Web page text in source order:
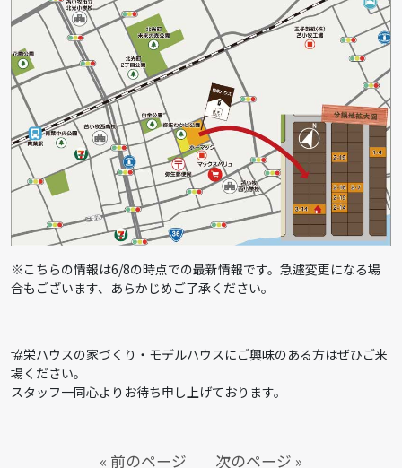
※こちらの情報は6/8の時点での最新情報です。急遽変更になる場
合もございます、あらかじめご了承ください。
協栄ハウスの家づくり・モデルハウスにご興味のある方はぜひご来
場ください。
スタッフ一同心よりお待ち申し上げております。
« 前のページ 次のページ »